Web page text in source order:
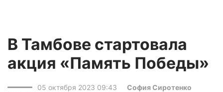
В Тамбове стартовала
акция «Память Победы»
05 октября 2023 09:43
София Сиротенко